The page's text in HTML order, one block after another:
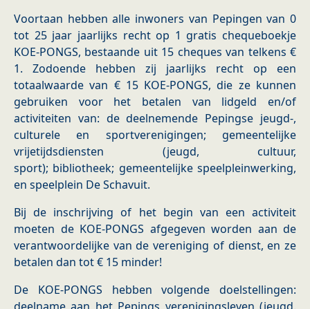
Voortaan hebben alle inwoners van Pepingen van 0
tot 25 jaar jaarlijks recht op 1 gratis chequeboekje
KOE-PONGS, bestaande uit 15 cheques van telkens €
1. Zodoende hebben zij jaarlijks recht op een
totaalwaarde van € 15 KOE-PONGS, die ze kunnen
gebruiken voor het betalen van lidgeld en/of
activiteiten van: de deelnemende Pepingse jeugd-,
culturele en sportverenigingen; gemeentelijke
vrijetijdsdiensten (jeugd, cultuur,
sport); bibliotheek; gemeentelijke speelpleinwerking,
en speelplein De Schavuit.
Bij de inschrijving of het begin van een activiteit
moeten de KOE-PONGS afgegeven worden aan de
verantwoordelijke van de vereniging of dienst, en ze
betalen dan tot € 15 minder!
De KOE-PONGS hebben volgende doelstellingen: